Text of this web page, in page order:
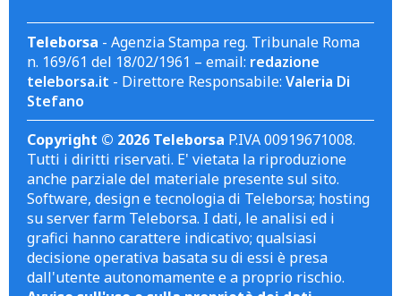
Teleborsa - Agenzia Stampa reg. Tribunale Roma
n. 169/61 del 18/02/1961 – email: redazione
teleborsa.it - Direttore Responsabile: Valeria Di
Stefano
Copyright © 2026 Teleborsa P.IVA 00919671008.
Tutti i diritti riservati. E' vietata la riproduzione
anche parziale del materiale presente sul sito.
Software, design e tecnologia di Teleborsa; hosting
su server farm Teleborsa. I dati, le analisi ed i
grafici hanno carattere indicativo; qualsiasi
decisione operativa basata su di essi è presa
dall'utente autonomamente e a proprio rischio.